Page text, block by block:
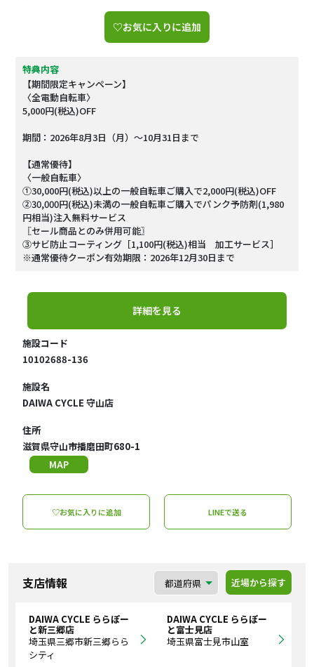
♡お気に入りに追加
特典内容
【期間限定キャンペーン】
〈全電動自転車〉
5,000円(税込)OFF
期間：2026年8月3日（月）～10月31日まで
【通常優待】
〈一般自転車〉
①30,000円(税込)以上の一般自転車ご購入で2,000円(税込)OFF
②30,000円(税込)未満の一般自転車ご購入でパンク予防剤(1,980
円相当)注入無料サービス
〖セール商品とのみ併用可能〗
③サビ防止コーティング［1,100円(税込)相当 加工サービス］
※通常優待クーポン有効期限：2026年12月30日まで
詳細を見る
施設コード
10102688-136
施設名
DAIWA CYCLE 守山店
住所
滋賀県守山市播磨田町680-1
MAP
♡お気に入りに追加 LINEで送る
支店情報 近場から探す
DAIWA CYCLE ららぽー
と新三郷店
埼玉県三郷市新三郷らら
シティ
DAIWA CYCLE ららぽー
と富士見店
埼玉県富士見市山室